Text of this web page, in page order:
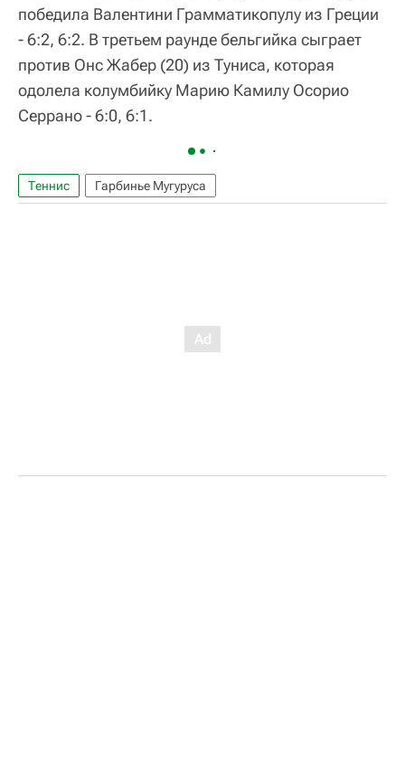
победила Валентини Грамматикопулу из Греции
- 6:2, 6:2. В третьем раунде бельгийка сыграет
против Онс Жабер (20) из Туниса, которая
одолела колумбийку Марию Камилу Осорио
Серрано - 6:0, 6:1.
Теннис Гарбинье Мугуруса